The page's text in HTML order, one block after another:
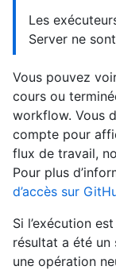
Les
Server ne
Vous pouvez
cours ou
workflow. Vous
compte pour
flux de travail,
Pour plus
d’accès sur
Si l’exécution
résultat a été un
une opération